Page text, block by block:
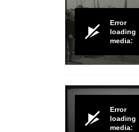
Error
loading
media:
Error
loading
media: